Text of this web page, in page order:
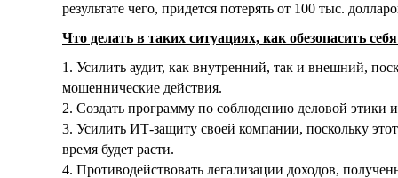
результате чего, придется потерять от 100 тыс.
Что делать в таких ситуациях, как обезопасить
1. Усилить аудит, как внутренний, так и внешний,
мошеннические действия.
2. Создать программу по соблюдению деловой этики
3. Усилить ИТ-защиту своей компании, поскольку
время будет расти.
4. Противодействовать легализации доходов,